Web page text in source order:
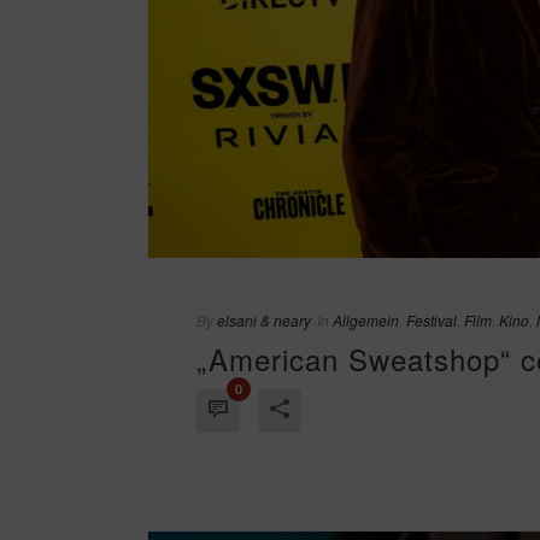
Byelsani & neary In Allgemein Festival Film Kino
„American Sweatshop“
0